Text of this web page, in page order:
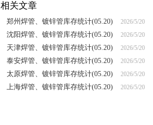
相关文章
郑州焊管、镀锌管库存统计(05.20) 2026/5/20
沈阳焊管、镀锌管库存统计(05.20) 2026/5/20
天津焊管、镀锌管库存统计(05.20) 2026/5/20
泰安焊管、镀锌管库存统计(05.20) 2026/5/20
太原焊管、镀锌管库存统计(05.20) 2026/5/20
上海焊管、镀锌管库存统计(05.20) 2026/5/20